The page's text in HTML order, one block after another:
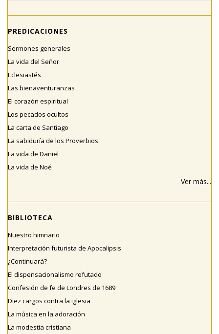
PREDICACIONES
Sermones generales
La vida del Señor
Eclesiastés
Las bienaventuranzas
El corazón espiritual
Los pecados ocultos
La carta de Santiago
La sabiduría de los Proverbios
La vida de Daniel
La vida de Noé
Ver más...
BIBLIOTECA
Nuestro himnario
Interpretación futurista de Apocalipsis
¿Continuará?
El dispensacionalismo refutado
Confesión de fe de Londres de 1689
Diez cargos contra la iglesia
La música en la adoración
La modestia cristiana